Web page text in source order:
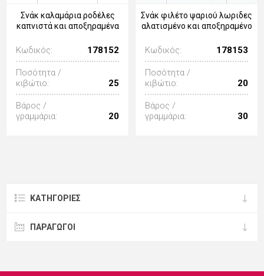
Σνάκ καλαμάρια ροδέλες
καπνιστά και αποξηραμένα
Κωδικός: 178152
Ποσότητα /
κιβώτιο:
25
Βάρος /
γραμμάρια:
20
Σνάκ φιλέτο ψαριού λωριδες
αλατισμένο και αποξηραμένο
Κωδικός: 178153
Ποσότητα /
κιβώτιο:
20
Βάρος /
γραμμάρια:
30
ΚΑΤΗΓΟΡΊΕΣ
ΠΑΡΑΓΩΓΟΙ